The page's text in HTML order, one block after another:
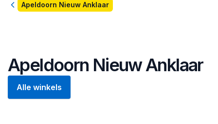
TerugApeldoorn Nieuw Anklaar
Apeldoorn Nieuw Anklaar
Alle winkels